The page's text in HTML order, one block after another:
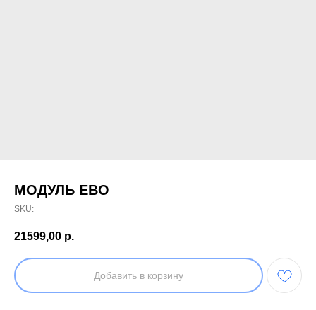
МОДУЛЬ ЕВО
SKU:
21599,00 р.
Добавить в корзину